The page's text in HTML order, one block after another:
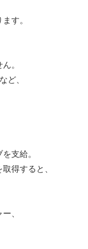
す。
。
ど、
支給。
得すると、
、